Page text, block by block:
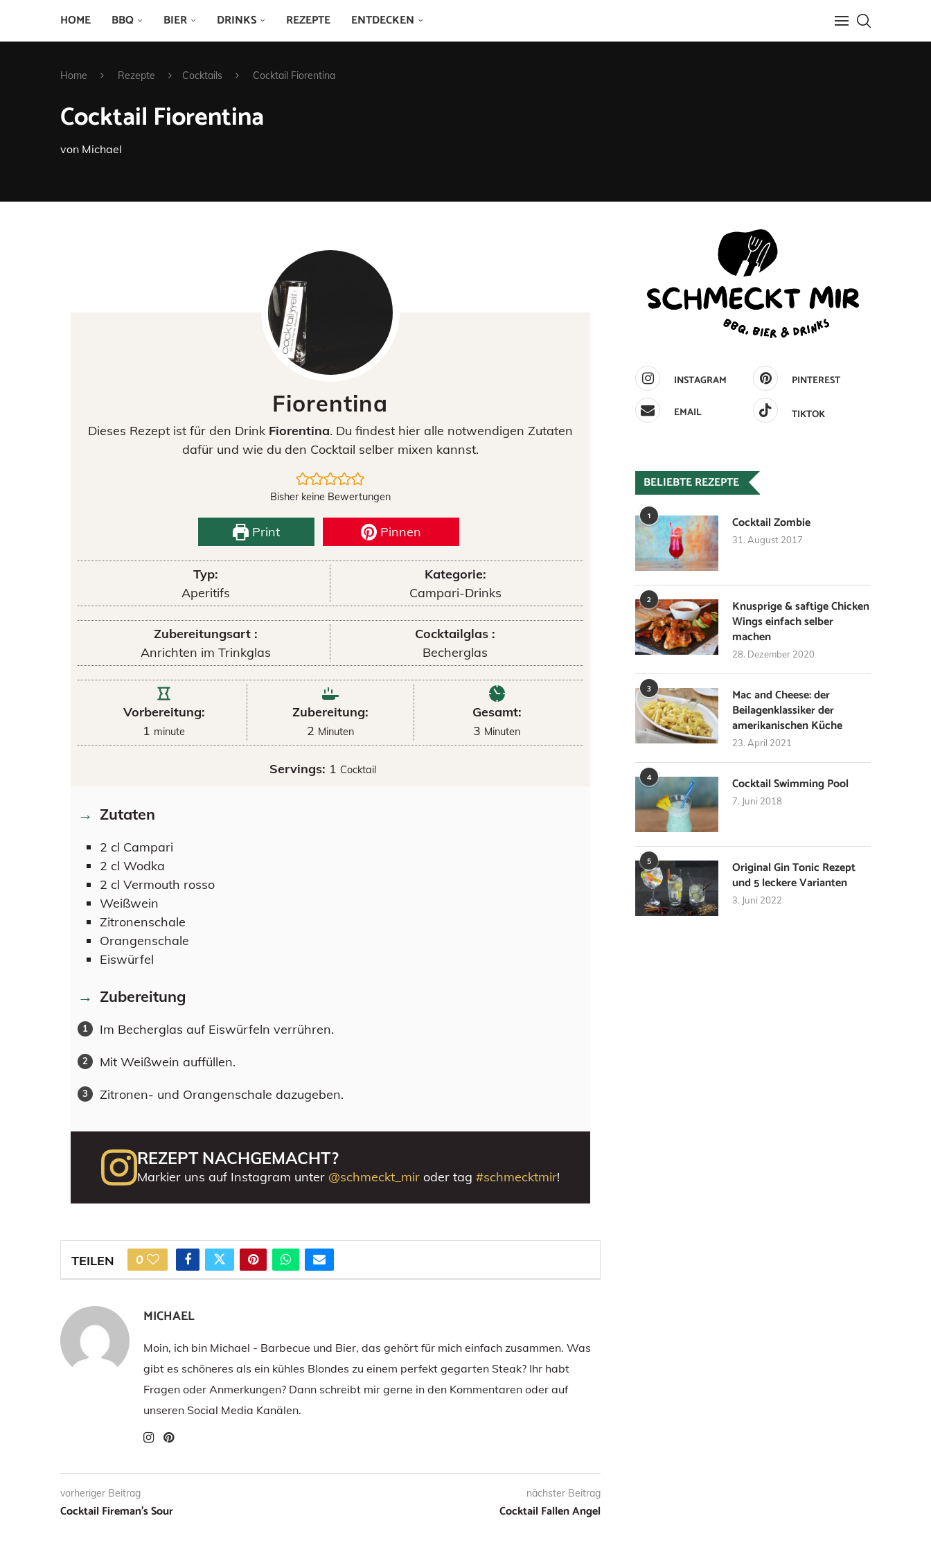
HOME BBQ BIER DRINKS REZEPTE ENTDECKEN
Home Rezepte Cocktails Cocktail Fiorentina
Cocktail Fiorentina
von Michael
Fiorentina
Dieses Rezept ist für den Drink Fiorentina. Du findest hier alle notwendigen Zutaten
dafür und wie du den Cocktail selber mixen kannst.
Bisher keine Bewertungen
Print Pinnen
Typ:
Aperitifs
Kategorie:
Campari-Drinks
Zubereitungsart :
Anrichten im Trinkglas
Cocktailglas :
Becherglas
Vorbereitung:
1 minute
Zubereitung:
2 Minuten
Gesamt:
3 Minuten
Servings: 1 Cocktail
Zutaten
2 cl Campari
2 cl Wodka
2 cl Vermouth rosso
Weißwein
Zitronenschale
Orangenschale
Eiswürfel
Zubereitung
Im Becherglas auf Eiswürfeln verrühren.
Mit Weißwein auffüllen.
Zitronen- und Orangenschale dazugeben.
REZEPT NACHGEMACHT?
Markier uns auf Instagram unter @schmeckt_miroder tag #schmecktmir!
TEILEN 0
MICHAEL
Moin, ich bin Michael - Barbecue und Bier, das gehört für mich einfach zusammen. Was
gibt es schöneres als ein kühles Blondes zu einem perfekt gegarten Steak? Ihr habt
Fragen oder Anmerkungen? Dann schreibt mir gerne in den Kommentaren oder auf
unseren Social Media Kanälen.
vorheriger Beitrag
Cocktail Fireman’s Sour
nächster Beitrag
Cocktail Fallen Angel
INSTAGRAM
PINTEREST
EMAIL
TIKTOK
BELIEBTE REZEPTE
1 Cocktail Zombie
31. August 2017
2
Knusprige & saftige Chicken
Wings einfach selber
machen
28. Dezember 2020
3
Mac and Cheese: der
Beilagenklassiker der
amerikanischen Küche
23. April 2021
4 Cocktail Swimming Pool
7. Juni 2018
5
Original Gin Tonic Rezept
und 5 leckere Varianten
3. Juni 2022